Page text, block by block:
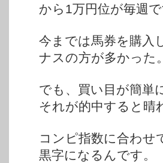
から1万円位が毎週で
今までは馬券を購入
ナスの方が多かった。
でも、買い目が簡単
それが的中すると晴
コンピ指数に合わせ
黒字になるんです。